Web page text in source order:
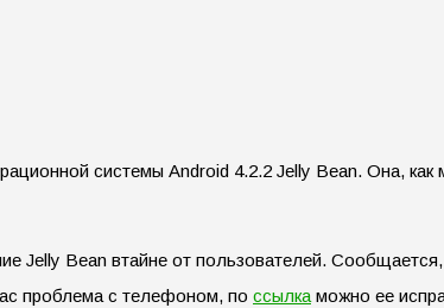
системы Android 4.2.2 Jelly Bean. Она, как
Jelly Bean втайне от пользователей.
проблема с телефоном, по ссылка можно ее